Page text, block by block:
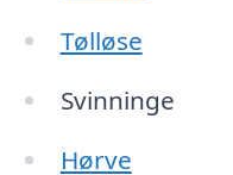
Tølløse
Svinninge
Hørve